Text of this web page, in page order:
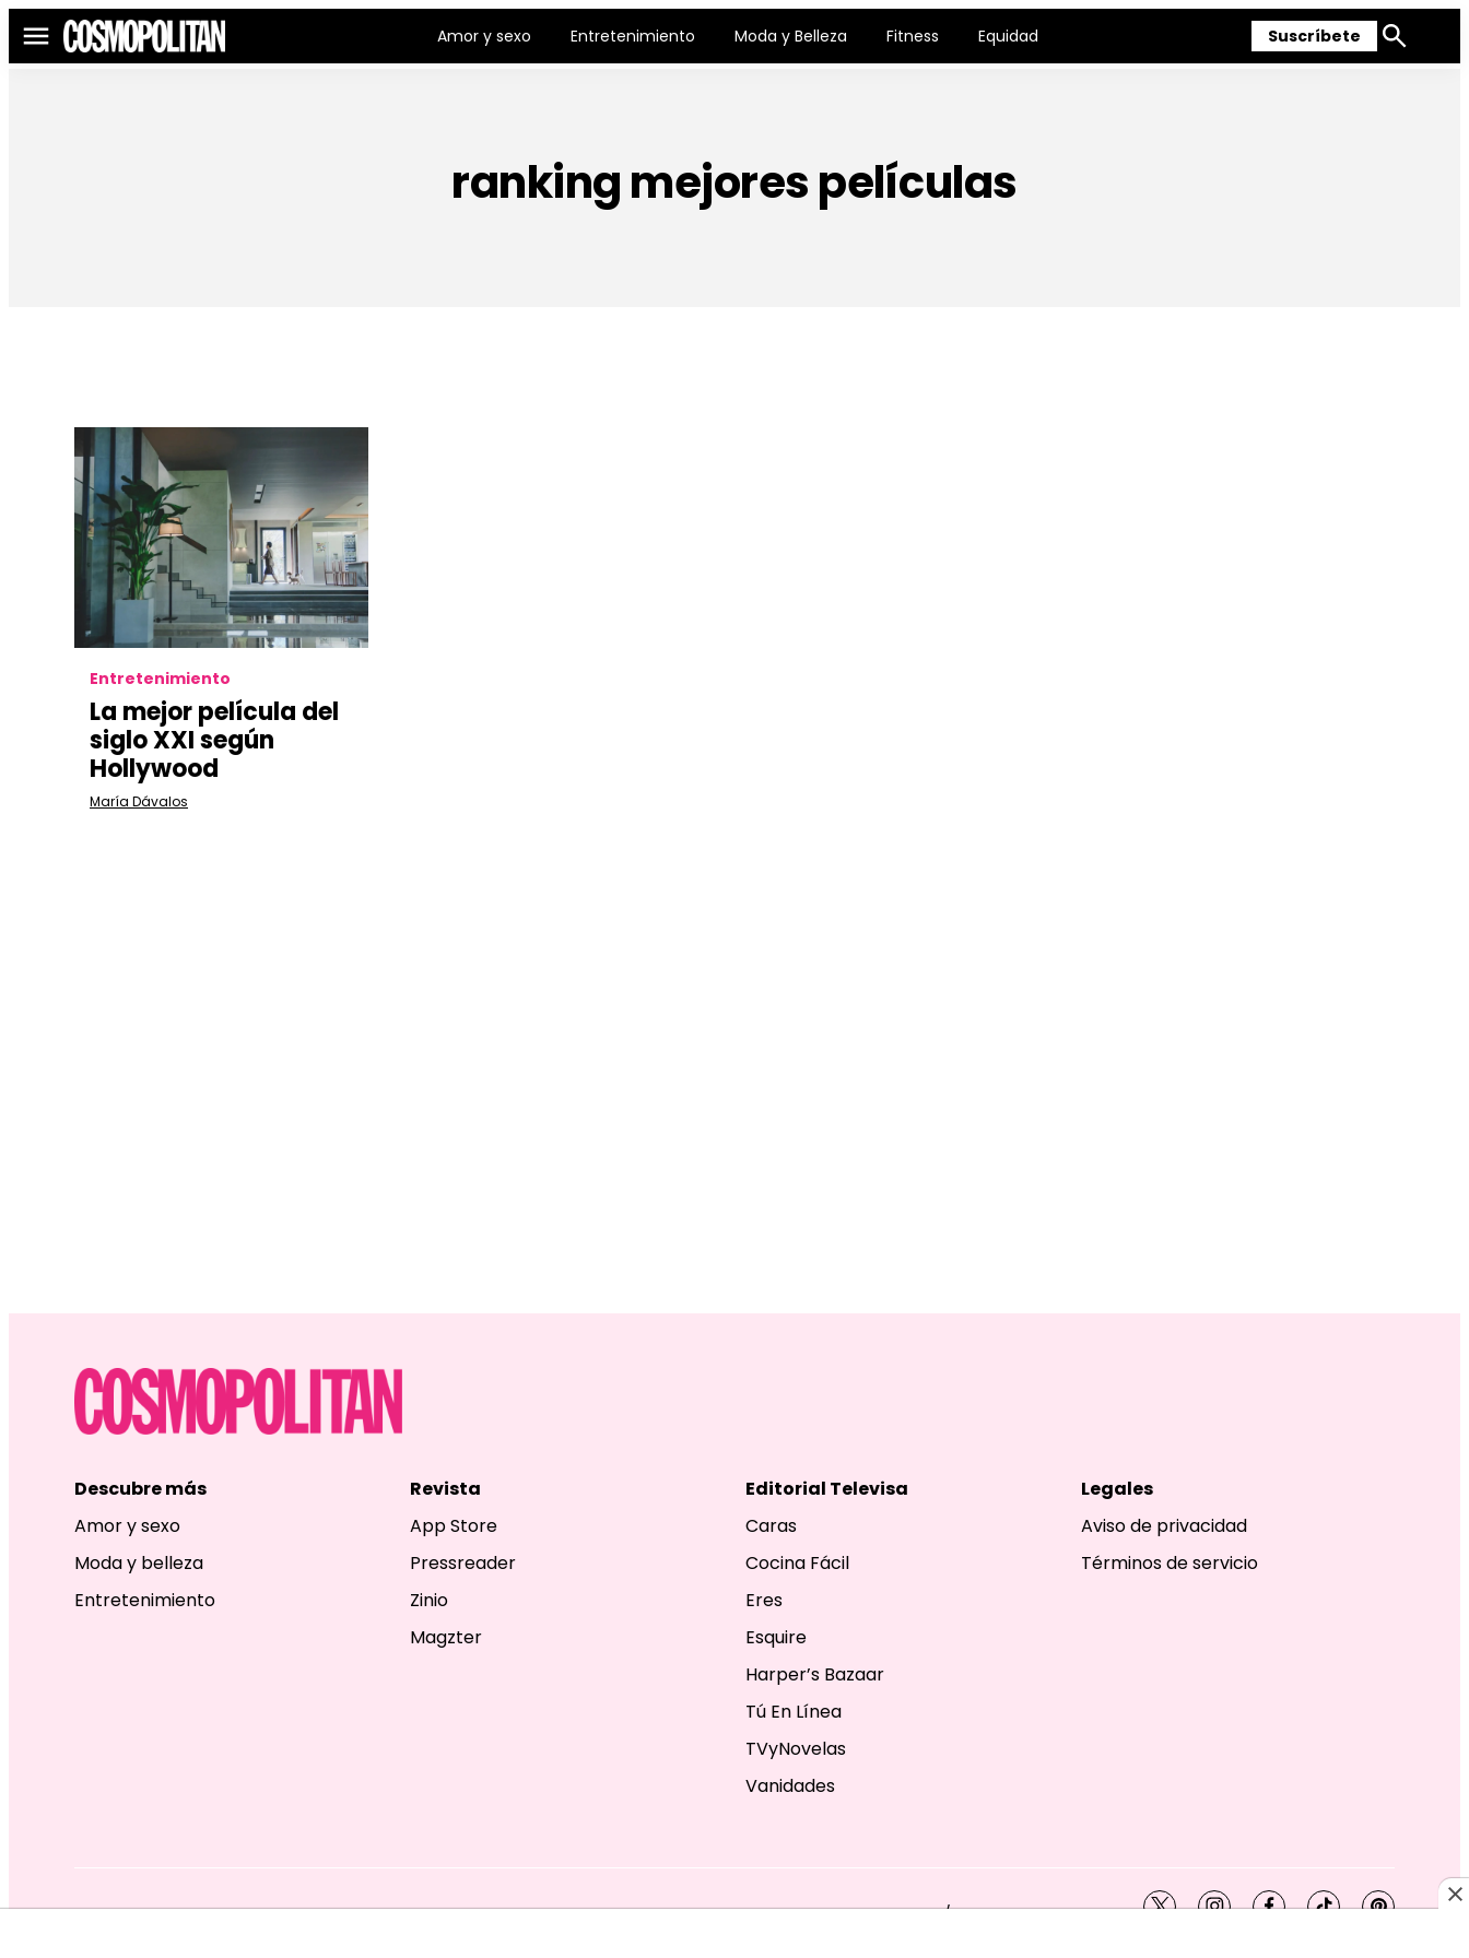
Menú Amor y sexo Entretenimiento Moda y Belleza Fitness Equidad Suscríbete
Mostrar
ranking mejores películas
Entretenimiento
La mejor película del
siglo XXI según
Hollywood
María Dávalos
Descubre más
Amor y sexo
Moda y belleza
Entretenimiento
Revista
App Store
Pressreader
Zinio
Magzter
Editorial Televisa
Caras
Cocina Fácil
Eres
Esquire
Harper’s Bazaar
Tú En Línea
TVyNovelas
Vanidades
Legales
Aviso de privacidad
Términos de servicio
EDITORIAL TELEVISA S.A. DE C.V. TODOS LOS DERECHOS RESERVADOS. TBG - EDITORIAL TELEVISA - LIFESTYLES - BEAUTY / FASHION twitterinstagramfacebook
tiktokpinterest